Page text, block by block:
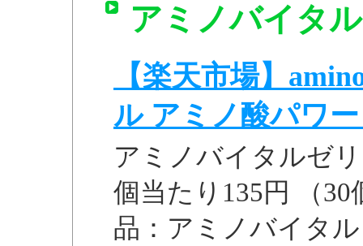
アミノバイタ
【楽天市場】
ル アミノ酸パワー
アミノバイタルゼ
個当たり135円 （30
品：アミノバイタ